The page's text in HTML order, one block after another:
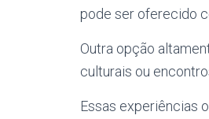
pode ser oferecido
Outra opção
culturais ou
Essas experiências